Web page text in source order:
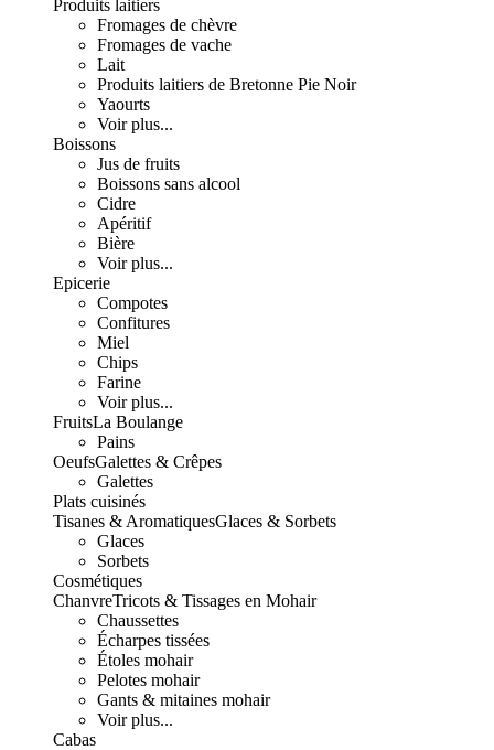
Produits laitiers
Fromages de chèvre
Fromages de vache
Lait
Produits laitiers de Bretonne Pie Noir
Yaourts
Voir plus...
Boissons
Jus de fruits
Boissons sans alcool
Cidre
Apéritif
Bière
Voir plus...
Epicerie
Compotes
Confitures
Miel
Chips
Farine
Voir plus...
FruitsLa Boulange
Pains
OeufsGalettes & Crêpes
Galettes
Plats cuisinés
Tisanes & AromatiquesGlaces & Sorbets
Glaces
Sorbets
Cosmétiques
ChanvreTricots & Tissages en Mohair
Chaussettes
Écharpes tissées
Étoles mohair
Pelotes mohair
Gants & mitaines mohair
Voir plus...
Cabas